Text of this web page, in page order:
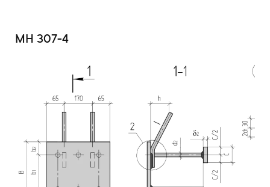
МН 307-4